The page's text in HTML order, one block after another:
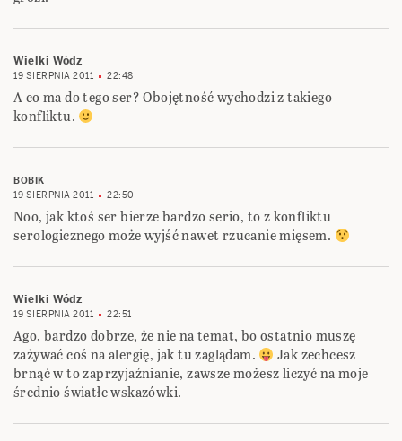
Wielki Wódz
19 SIERPNIA 2011 22:48
A co ma do tego ser? Obojętność wychodzi z takiego
konfliktu.
BOBIK
19 SIERPNIA 2011
22:50
Noo, jak ktoś ser bierze bardzo serio, to z konfliktu
serologicznego może wyjść nawet rzucanie mięsem.
Wielki Wódz
19 SIERPNIA 2011 22:51
Ago, bardzo dobrze, że nie na temat, bo ostatnio muszę
zażywać coś na alergię, jak tu zaglądam.
Jak zechcesz
brnąć w to zaprzyjaźnianie, zawsze możesz liczyć na moje
średnio światłe wskazówki.